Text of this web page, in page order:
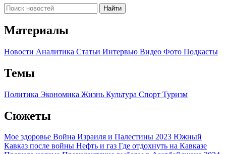
Найти
Материалы
Новости Аналитика Статьи Интервью Видео Фото Подкасты
Темы
Политика Экономика Жизнь Культура Спорт Туризм
Сюжеты
Мое здоровье Война Израиля и Палестины 2023 Южный
Кавказ после войны Нефть и газ Где отдохнуть на Кавказе